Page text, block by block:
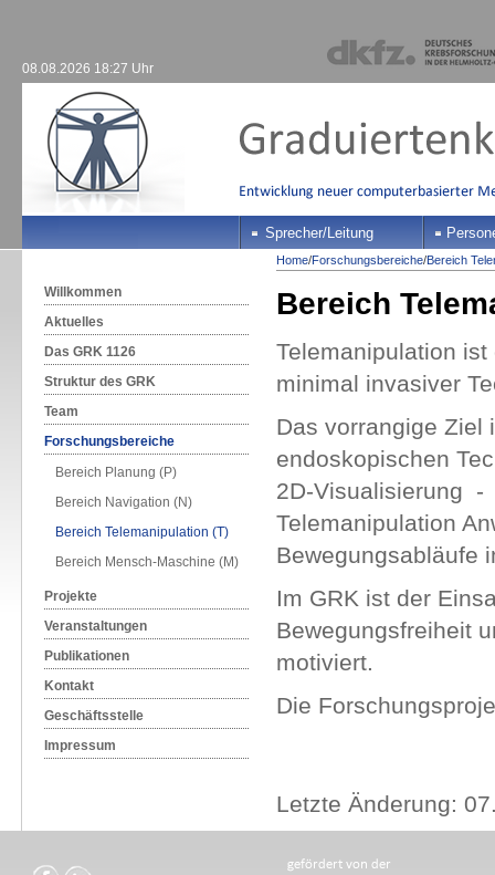
08.08.2026 18:27 Uhr
Sprecher/Leitung
Willkommen
Aktuelles
Das GRK 1126
Struktur des GRK
Team
Forschungsbereiche
Bereich Planung (P)
Bereich Navigation (N)
Bereich Telemanipulation (T)
Bereich Mensch-Maschine (M)
Projekte
Veranstaltungen
Publikationen
Kontakt
Geschäftsstelle
Impressum
Home/Forschungsbereiche/Bereich
Bereich
Telemanipulation
minimal invasiver
Das vorrangige Ziel
endoskopischen
2D-Visualisierung -
Telemanipulation
Bewegungsabläufe
Im GRK ist der
Bewegungsfreiheit
motiviert.
Die
Letzte Änderung: